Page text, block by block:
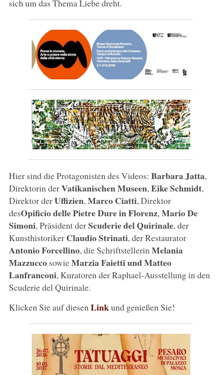
sich um das Thema Liebe dreht.
Hier sind die Protagonisten des Videos: Barbara Jatta,
Direktorin derVatikanischen Museen, Eike Schmidt,
Direktor derUffizien, Marco Ciatti, Direktor
desOpificio delle Pietre Dure in Florenz, Mario De
Simoni, Präsident derScuderie del Quirinale, der
Kunsthistoriker Claudio Strinati, der Restaurator
Antonio Forcellino, die Schriftstellerin Melania
MazzuccosowieMarzia Faietti und Matteo
Lanfranconi, Kuratoren der Raphael-Ausstellung in den
Scuderie del Quirinale.
Klicken Sie auf diesen Linkund genießen Sie!